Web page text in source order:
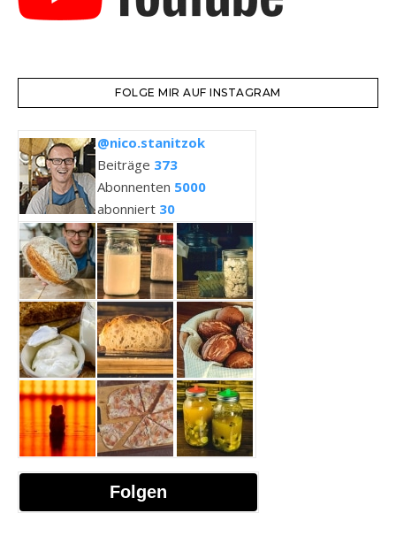
FOLGE MIR AUF INSTAGRAM
@nico.stanitzok
Beiträge 373
Abonnenten 5000
abonniert 30
Folgen